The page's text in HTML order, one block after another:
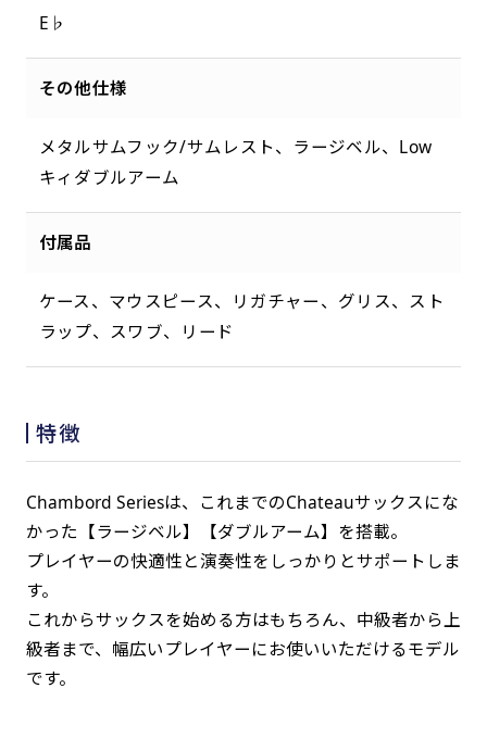
E♭
その他仕様
メタルサムフック/サムレスト、ラージベル、Low
キィダブルアーム
付属品
ケース、マウスピース、リガチャー、グリス、スト
ラップ、スワブ、リード
特徴
Chambord Seriesは、これまでのChateauサックスにな
かった【ラージベル】【ダブルアーム】を搭載。
プレイヤーの快適性と演奏性をしっかりとサポートしま
す。
これからサックスを始める方はもちろん、中級者から上
級者まで、幅広いプレイヤーにお使いいただけるモデル
です。